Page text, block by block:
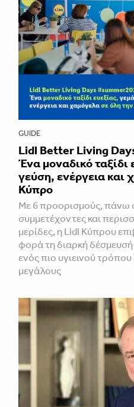
GUIDE
Lidl Better Living
Ένα μοναδικό ταξίδι
γεύση, ενέργεια και
Κύπρο
Με 6 προορισμούς, πάνω
συμμετέχοντες και
μερίδες, η Lidl Κύπρου
φορά τη διαρκή
ενός πιο υγιεινού τρόπου
μεγάλους